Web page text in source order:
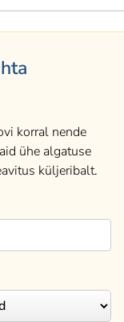
korral nende
ühe algatuse
küljeribalt.